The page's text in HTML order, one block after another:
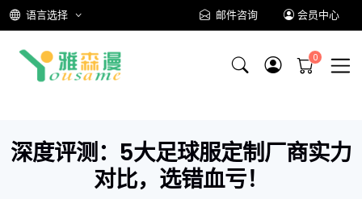
语言选择 邮件咨询 会员中心
深度评测：5大足球服定制厂商实力
对比，选错血亏！